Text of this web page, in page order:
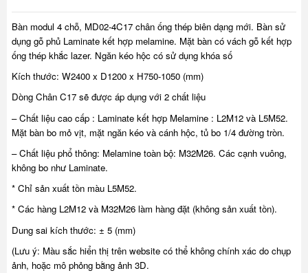
Bàn modul 4 chỗ, MD02-4C17 chân ống thép biên dạng mới. Bàn sử
dụng gỗ phủ Laminate kết hợp melamine. Mặt bàn có vách gỗ kết hợp
ống thép khắc lazer. Ngăn kéo hộc có sử dụng khóa số
Kích thước: W2400 x D1200 x H750-1050 (mm)
Dòng Chân C17 sẽ được áp dụng với 2 chất liệu
– Chất liệu cao cấp : Laminate kết hợp Melamine : L2M12 và L5M52.
Mặt bàn bo mỏ vịt, mặt ngăn kéo và cánh hộc, tủ bo 1/4 đường tròn.
– Chất liệu phổ thông: Melamine toàn bộ: M32M26. Các cạnh vuông,
không bo như Laminate.
* Chỉ sản xuất tồn màu L5M52.
* Các hàng L2M12 và M32M26 làm hàng đặt (không sản xuất tồn).
Dung sai kích thước: ± 5 (mm)
(Lưu ý: Màu sắc hiển thị trên website có thể không chính xác do chụp
ảnh, hoặc mô phỏng bằng ảnh 3D.